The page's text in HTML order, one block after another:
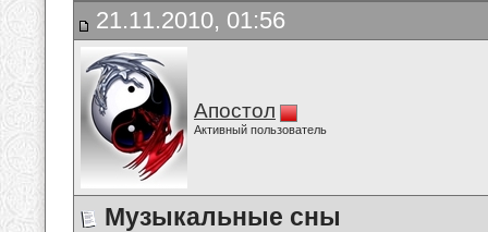
21.11.2010, 01:56
Апостол
Активный пользователь
Музыкальные сны